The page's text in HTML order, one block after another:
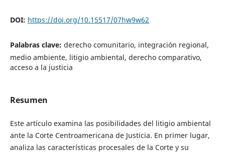
DOI: https://doi.org/10.15517/07hw9w62
Palabras clave: derecho comunitario, integración regional,
medio ambiente, litigio ambiental, derecho comparativo,
acceso a la justicia
Resumen
Este artículo examina las posibilidades del litigio ambiental
ante la Corte Centroamericana de Justicia. En primer lugar,
analiza las características procesales de la Corte y su